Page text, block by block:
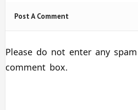
Post A Comment
Please do not enter any
comment box.